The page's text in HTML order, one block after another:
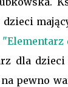
"Elementarz
dla
pewno